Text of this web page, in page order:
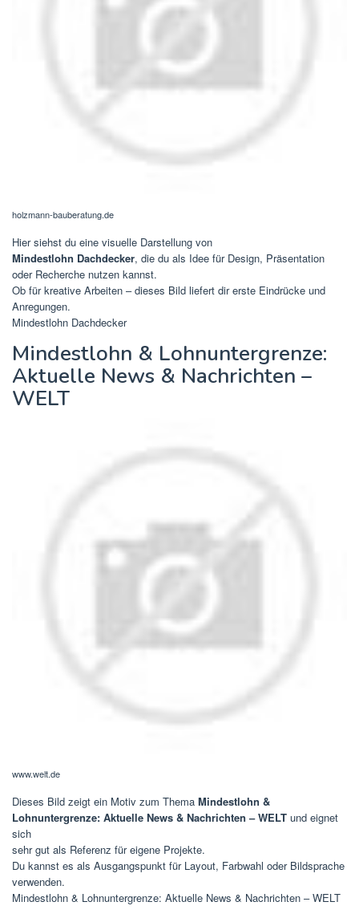
holzmann-bauberatung.de
Hier siehst du eine visuelle Darstellung von
Mindestlohn Dachdecker, die du als Idee für Design, Präsentation
oder Recherche nutzen kannst.
Ob für kreative Arbeiten – dieses Bild liefert dir erste Eindrücke und
Anregungen.
Mindestlohn Dachdecker
Mindestlohn & Lohnuntergrenze:
Aktuelle News & Nachrichten –
WELT
www.welt.de
Dieses Bild zeigt ein Motiv zum Thema Mindestlohn &
Lohnuntergrenze: Aktuelle News & Nachrichten – WELT und eignet
sich
sehr gut als Referenz für eigene Projekte.
Du kannst es als Ausgangspunkt für Layout, Farbwahl oder Bildsprache
verwenden.
Mindestlohn & Lohnuntergrenze: Aktuelle News & Nachrichten – WELT